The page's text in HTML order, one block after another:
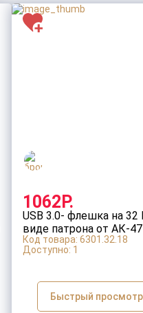
1062Р.
USB 3.0- флешка на 32
виде патрона от АК-47
Код товара: 6301.32.18
Доступно: 1
Быстрый просмотр